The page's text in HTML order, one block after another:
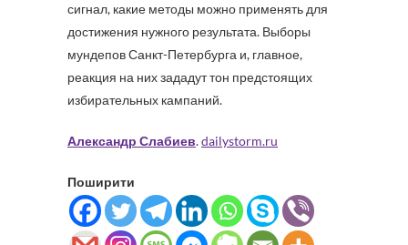
сигнал, какие методы можно применять для
достижения нужного результата. Выборы
мундепов Санкт-Петербурга и, главное,
реакция на них зададут тон предстоящих
избирательных кампаний.
Александр Слабиев.dailystorm.ru
Поширити